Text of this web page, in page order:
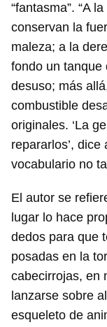
“fantasma”. “A
conservan la
maleza; a la
fondo un tanque
desuso; más
combustible
originales. ‘La
repararlos’, dice
vocabulario no
El autor se
lugar lo hace
dedos para que
posadas en la
cabecirrojas, en
lanzarse sobre
esqueleto de